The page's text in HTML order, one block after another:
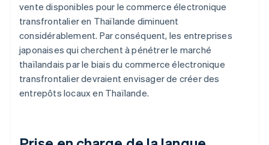
vente disponibles pour le commerce électronique
transfrontalier en Thaïlande diminuent
considérablement. Par conséquent, les entreprises
japonaises qui cherchent à pénétrer le marché
thaïlandais par le biais du commerce électronique
transfrontalier devraient envisager de créer des
entrepôts locaux en Thaïlande.